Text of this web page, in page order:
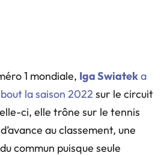
1 mondiale, Iga Swiateka
la saison 2022 sur le circuit
ci, elle trône sur le tennis
au classement, une
commun puisque seule